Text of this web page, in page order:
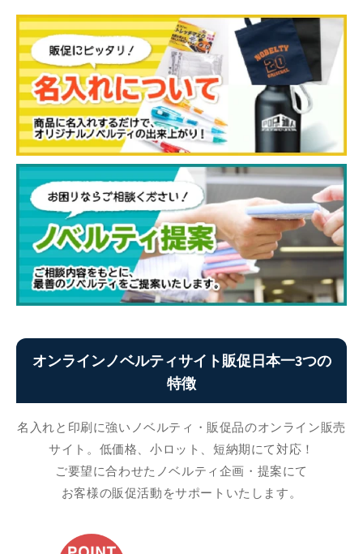
オンラインノベルティサイト販促日本一3つの
特徴
名入れと印刷に強いノベルティ・販促品のオンライン販売
サイト。低価格、小ロット、短納期にて対応！
ご要望に合わせたノベルティ企画・提案にて
お客様の販促活動をサポートいたします。